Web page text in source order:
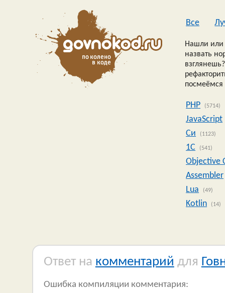
Все
Нашли или
назвать
посмеёмся
PHP (5714)
JavaScript
Си
(1123)
1C (541)
Objective
Assembler
Lua
(49)
Kotlin (14)
Ответ на комментарий для
Ошибка компиляции комментария: